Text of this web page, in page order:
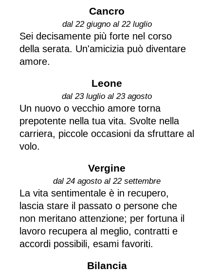
Cancro
dal 22 giugno al 22 luglio
Sei decisamente più forte nel corso
della serata. Un'amicizia può diventare
amore.
Leone
dal 23 luglio al 23 agosto
Un nuovo o vecchio amore torna
prepotente nella tua vita. Svolte nella
carriera, piccole occasioni da sfruttare al
volo.
Vergine
dal 24 agosto al 22 settembre
La vita sentimentale è in recupero,
lascia stare il passato o persone che
non meritano attenzione; per fortuna il
lavoro recupera al meglio, contratti e
accordi possibili, esami favoriti.
Bilancia